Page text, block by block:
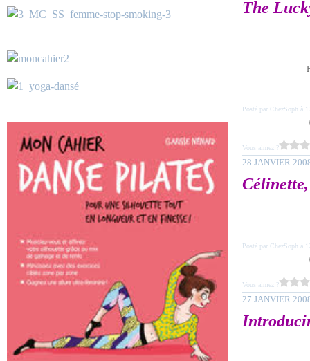
The
Posté par ChezSoph à
Vous aimez ?
28 JANVIER
Posté par ChezSoph à
Vous aimez ?
27 JANVIER